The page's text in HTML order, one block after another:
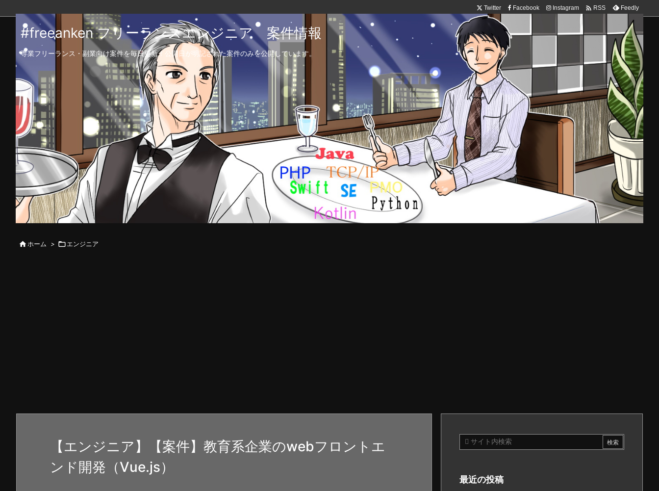
Twitter Facebook Instagram  RSS Feedly
#freeanken フリーランスエンジニア 案件情報
専業フリーランス・副業向け案件を毎日更新！公開日が明記された案件のみを公開しています。
 ホーム > エンジニア
【エンジニア】【案件】教育系企業のwebフロントエ
ンド開発（Vue.js）
最近の投稿